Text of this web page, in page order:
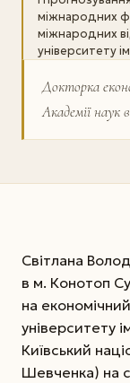
міжнародних
міжнародних
університету
Докторка
Академії наук
Світлана
в м. Конотоп
на
університету
Київський
Шевченка) на